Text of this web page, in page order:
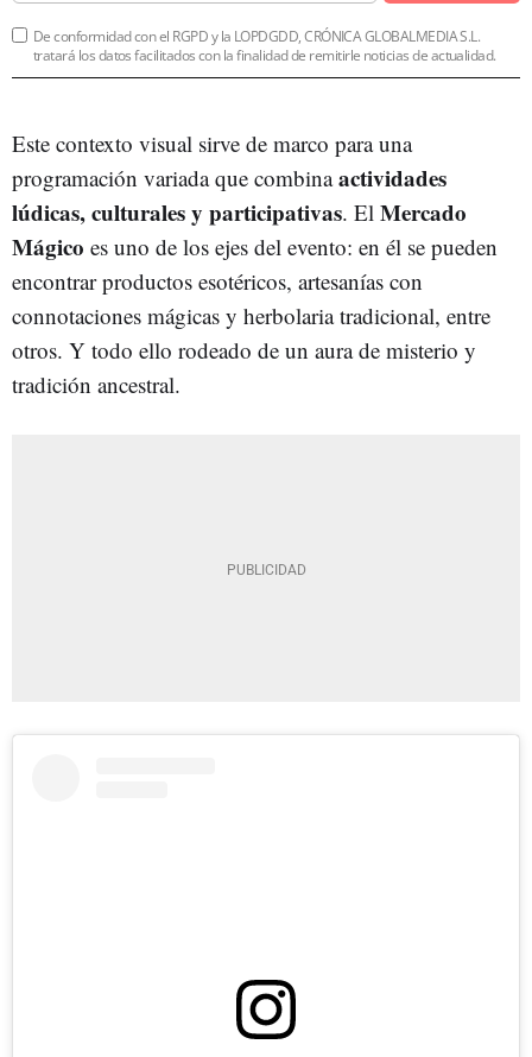
De conformidad con el RGPD y la LOPDGDD, CRÓNICA GLOBALMEDIA S.L.
tratará los datos facilitados con la finalidad de remitirle noticias de actualidad.
Este contexto visual sirve de marco para una
programación variada que combinaactividades
lúdicas, culturales y participativas. El Mercado
Mágico es uno de los ejes del evento: en él se pueden
encontrar productos esotéricos, artesanías con
connotaciones mágicas y herbolaria tradicional, entre
otros. Y todo ello rodeado de un aura de misterio y
tradición ancestral.